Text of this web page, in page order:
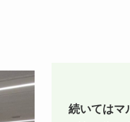
続いてはマ